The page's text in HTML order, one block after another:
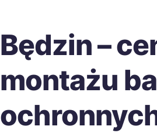
Będzin –
montażu